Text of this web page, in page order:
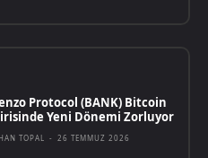
Protocol (BANK) Bitcoin
Yeni Dönemi Zorluyor
TOPAL - 26 TEMMUZ 2026